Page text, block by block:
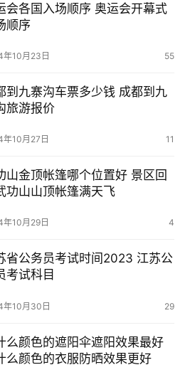
会各国入场顺序 奥运会开幕式
顺序
年10月23日 55
到九寨沟车票多少钱 成都到九
旅游报价
年10月27日 11
山金顶帐篷哪个位置好 景区回
功山山顶帐篷满天飞
年10月29日 4
省公务员考试时间2023 江苏公
考试科目
年10月30日 29
么颜色的遮阳伞遮阳效果最好
么颜色的衣服防晒效果更好